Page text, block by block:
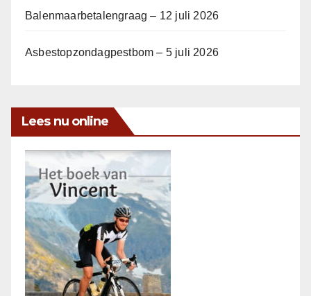
Balenmaarbetalengraag – 12 juli 2026
Asbestopzondagpestbom – 5 juli 2026
Lees nu online